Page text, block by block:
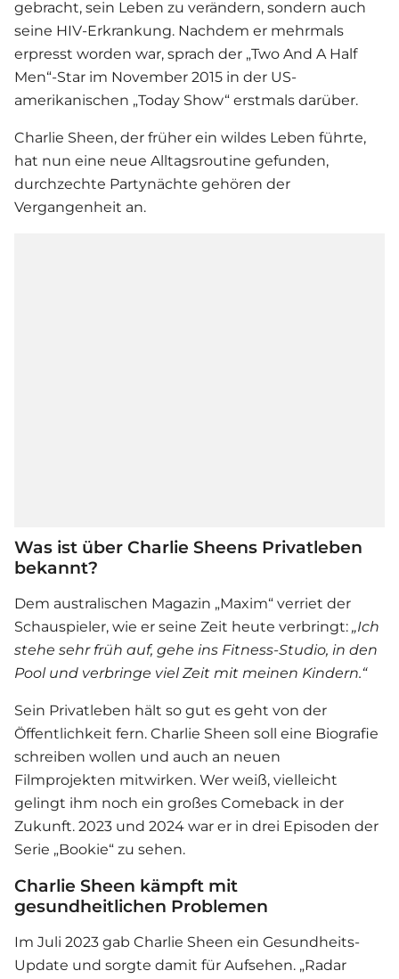
gebracht, sein Leben zu verändern, sondern auch
seine HIV-Erkrankung. Nachdem er mehrmals
erpresst worden war, sprach der „Two And A Half
Men“-Star im November 2015 in der US-
amerikanischen „Today Show“ erstmals darüber.
Charlie Sheen, der früher ein wildes Leben führte,
hat nun eine neue Alltagsroutine gefunden,
durchzechte Partynächte gehören der
Vergangenheit an.
Was ist über Charlie Sheens Privatleben
bekannt?
Dem australischen Magazin „Maxim“ verriet der
Schauspieler, wie er seine Zeit heute verbringt: „Ich
stehe sehr früh auf, gehe ins Fitness-Studio, in den
Pool und verbringe viel Zeit mit meinen Kindern.“
Sein Privatleben hält so gut es geht von der
Öffentlichkeit fern. Charlie Sheen soll eine Biografie
schreiben wollen und auch an neuen
Filmprojekten mitwirken. Wer weiß, vielleicht
gelingt ihm noch ein großes Comeback in der
Zukunft. 2023 und 2024 war er in drei Episoden der
Serie „Bookie“ zu sehen.
Charlie Sheen kämpft mit
gesundheitlichen Problemen
Im Juli 2023 gab Charlie Sheen ein Gesundheits-
Update und sorgte damit für Aufsehen. „Radar